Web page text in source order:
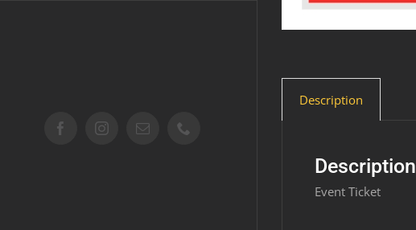
FacebookInstagramEmail
Description
Description
Event Ticket